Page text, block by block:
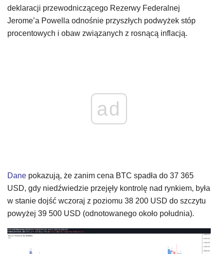
deklaracji przewodniczącego Rezerwy Federalnej
Jerome’a Powella odnośnie przyszłych podwyżek stóp
procentowych i obaw związanych z rosnącą inflacją.
ad
Dane pokazują, że zanim cena BTC spadła do 37 365
USD, gdy niedźwiedzie przejęły kontrolę nad rynkiem, była
w stanie dojść wczoraj z poziomu 38 200 USD do szczytu
powyżej 39 500 USD (odnotowanego około południa).